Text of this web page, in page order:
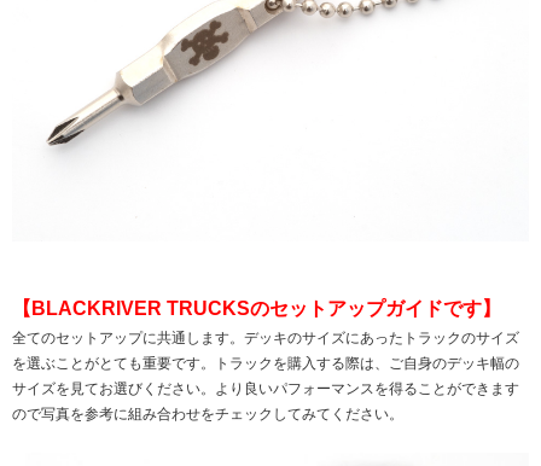
【BLACKRIVER TRUCKSのセットアップガイドです】
全てのセットアップに共通します。デッキのサイズにあったトラックのサイズ
を選ぶことがとても重要です。トラックを購入する際は、ご自身のデッキ幅の
サイズを見てお選びください。より良いパフォーマンスを得ることができます
ので写真を参考に組み合わせをチェックしてみてください。